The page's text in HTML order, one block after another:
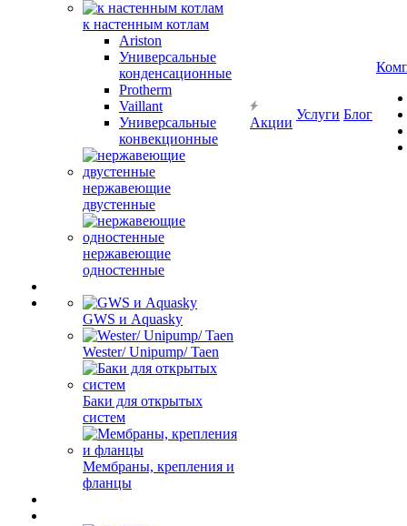
к настенным котлам
Ariston
Универсальные
конденсационные
Protherm
Vaillant
Универсальные
конвекционные
нержавеющие
двустенные
нержавеющие
одностенные
GWS и Aquasky
Wester/ Unipump/ Taen
Баки для открытых
систем
Мембраны, крепления и
фланцы
Акции
Услуги Блог